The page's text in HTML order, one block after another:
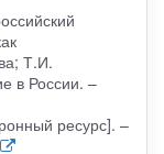
Т.И.
в России. –
ресурс]. –